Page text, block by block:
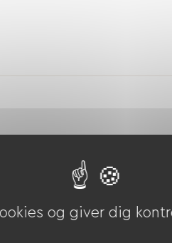
og giver dig